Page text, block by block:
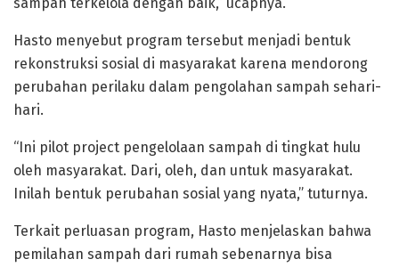
Hasto menyebut program tersebut menjadi bentuk
rekonstruksi sosial di masyarakat karena mendorong
perubahan perilaku dalam pengolahan sampah sehari-
hari.
“Ini pilot project pengelolaan sampah di tingkat hulu
oleh masyarakat. Dari, oleh, dan untuk masyarakat.
Inilah bentuk perubahan sosial yang nyata,” tuturnya.
Terkait perluasan program, Hasto menjelaskan bahwa
pemilahan sampah dari rumah sebenarnya bisa